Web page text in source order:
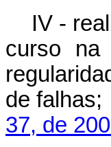
IV -
curso na
de
37, de